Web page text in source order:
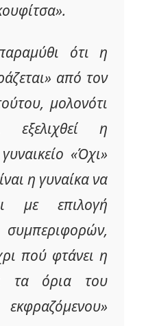
ότι η
από τον
μολονότι
εξελιχθεί η
«Όχι»
η γυναίκα να
με επιλογή
πού φτάνει η
τα όρια του